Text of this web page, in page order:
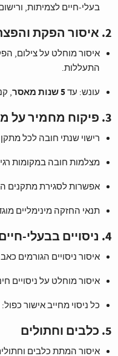
בעלי‑חיים לצמיתות,
2. איסור הפקת והפצת תיעוד התעללות
איסור מוחלט על צילום,
התעללות.
עונש: עד5 שנות מאסר ,
3. פיקוח מחמיר על מתקני גידול ומשקים
רישוי שנתי חובה לכל מתקן
מצלמות חובה במקומות
אפשרות לסגירת מתקנים
תנאי החזקה מינימליים
4. ניסויים בבעלי‑חיים
איסור ניסויים הגורמים
איסור מוחלט על ניסויים
כל ניסוי מחייב אישור
5. כלבים וחתולים
איסור המתת כלבים